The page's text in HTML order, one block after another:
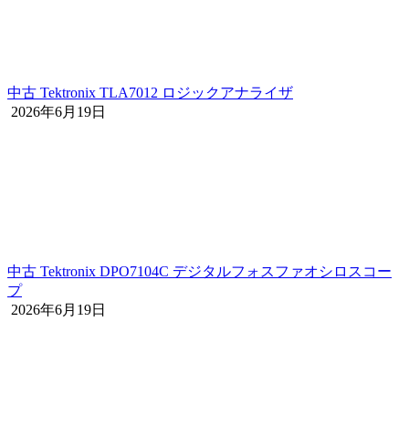
中古 Tektronix TLA7012 ロジックアナライザ
2026年6月19日
中古 Tektronix DPO7104C デジタルフォスファオシロスコー
プ
2026年6月19日